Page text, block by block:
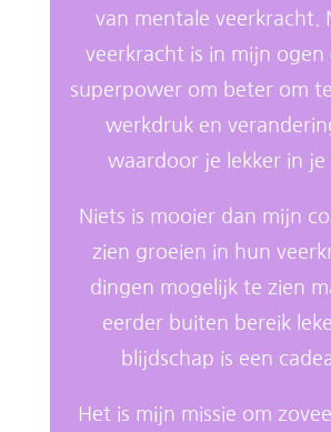
van mentale veerkracht.
veerkracht is in mijn ogen
superpower om beter om
werkdruk en
waardoor je lekker in je
Niets is mooier dan mijn
zien groeien in hun
dingen mogelijk te zien
eerder buiten bereik
blijdschap is een
Het is mijn missie om